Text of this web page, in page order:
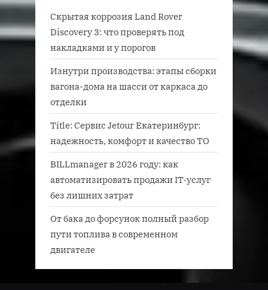
Скрытая коррозия Land Rover
Discovery 3: что проверять под
накладками и у порогов
Изнутри производства: этапы сборки
вагона-дома на шасси от каркаса до
отделки
Title: Сервис Jetour Екатеринбург:
надежность, комфорт и качество ТО
BILLmanager в 2026 году: как
автоматизировать продажи IT-услуг
без лишних затрат
От бака до форсунок полный разбор
пути топлива в современном
двигателе